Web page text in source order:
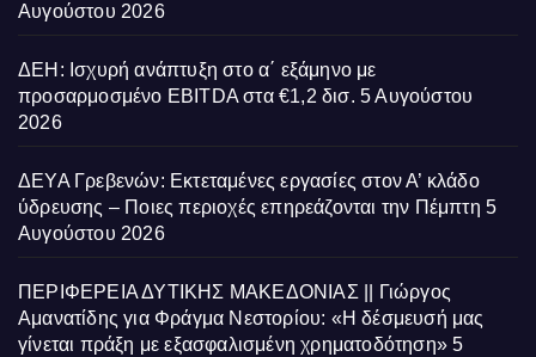
Αυγούστου 2026
ΔΕΗ: Ισχυρή ανάπτυξη στο α΄ εξάμηνο με
προσαρμοσμένο EBITDA στα €1,2 δισ. 5 Αυγούστου
2026
ΔΕΥΑ Γρεβενών: Εκτεταμένες εργασίες στον Α’ κλάδο
ύδρευσης – Ποιες περιοχές επηρεάζονται την Πέμπτη 5
Αυγούστου 2026
ΠΕΡΙΦΕΡΕΙΑ ΔΥΤΙΚΗΣ ΜΑΚΕΔΟΝΙΑΣ || Γιώργος
Αμανατίδης για Φράγμα Νεστορίου: «Η δέσμευσή μας
γίνεται πράξη με εξασφαλισμένη χρηματοδότηση» 5